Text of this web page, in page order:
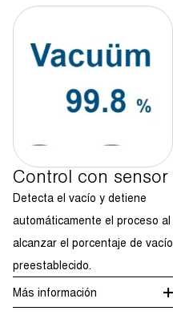
Control con sensor
Detecta el vacío y detiene
automáticamente el proceso al
alcanzar el porcentaje de vacío
preestablecido.
Más información